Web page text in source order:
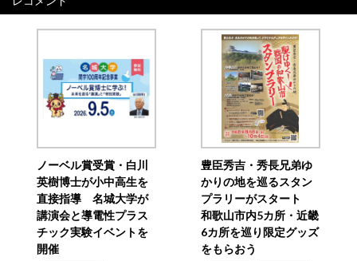
ノーベル賞受賞・白川
英樹博士が小中高生を
直接指導 名城大学が
講演会と導電性プラス
チック実験イベントを
開催
豊臣秀吉・秀長兄弟ゆ
かりの地を巡るスタン
プラリーがスタート
和歌山市内5カ所・近畿
6カ所を巡り限定グッズ
をもらおう